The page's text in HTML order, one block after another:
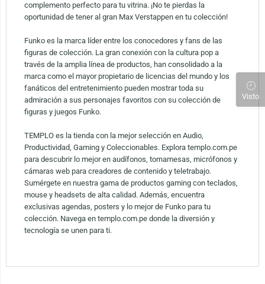
complemento perfecto para tu vitrina. ¡No te pierdas la
oportunidad de tener al gran Max Verstappen en tu colección!
Funko es la marca líder entre los conocedores y fans de las
figuras de colección. La gran conexión con la cultura pop a
través de la amplia línea de productos, han consolidado a la
marca como el mayor propietario de licencias del mundo y los
fanáticos del entretenimiento pueden mostrar toda su
admiración a sus personajes favoritos con su colección de
figuras y juegos Funko.
TEMPLO es la tienda con la mejor selección en Audio,
Productividad, Gaming y Coleccionables. Explora templo.com.pe
para descubrir lo mejor en audífonos, tornamesas, micrófonos y
cámaras web para creadores de contenido y teletrabajo.
Sumérgete en nuestra gama de productos gaming con teclados,
mouse y headsets de alta calidad. Además, encuentra
exclusivas agendas, posters y lo mejor de Funko para tu
colección. Navega en templo.com.pe donde la diversión y
tecnología se unen para ti.
Visto